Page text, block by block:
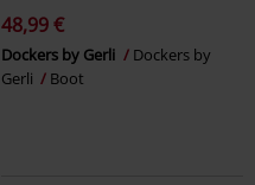
48,99 €
Dockers by Gerli
Dockers by
Gerli
Boot